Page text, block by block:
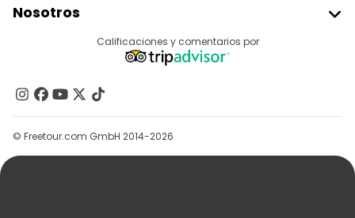
Acceder Como Proveedor
Programa De Afiliados
Nosotros
Contacto
Grupos
Ayuda
Calificaciones y comentarios por
© Freetour.com GmbH 2014-2026